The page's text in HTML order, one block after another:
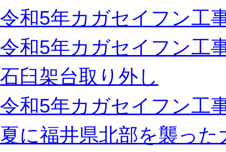
令和5年カガセイフン工
令和5年カガセイフン工
石臼架台取り外し
令和5年カガセイフン工
夏に福井県北部を襲っ